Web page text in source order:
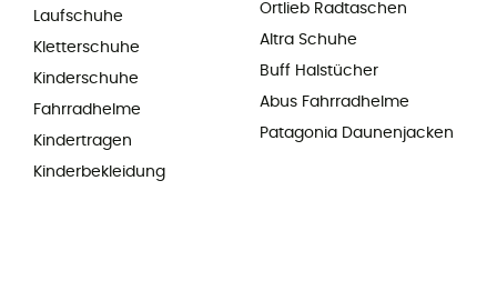
Laufschuhe
Kletterschuhe
Kinderschuhe
Fahrradhelme
Kindertragen
Kinderbekleidung
Ortlieb Radtaschen
Altra Schuhe
Buff Halstücher
Abus Fahrradhelme
Patagonia Daunenjacken